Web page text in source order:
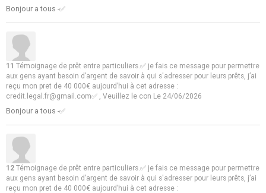
Bonjour a tous -✅
11 Témoignage de prêt entre particuliers.✅ je fais ce message pour permettre
aux gens ayant besoin d’argent de savoir à qui s'adresser pour leurs prêts, j’ai
reçu mon pret de 40 000€ aujourd’hui à cet adresse :
credit.legal.fr@gmail.com✅ , Veuillez le con Le 24/06/2026
Bonjour a tous -✅
12 Témoignage de prêt entre particuliers.✅ je fais ce message pour permettre
aux gens ayant besoin d’argent de savoir à qui s'adresser pour leurs prêts, j’ai
reçu mon pret de 40 000€ aujourd’hui à cet adresse :